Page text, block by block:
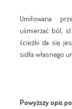
Umiłowana
uśmierzać ból,
ścieżki da się
sidła własnego
Powyższy opis